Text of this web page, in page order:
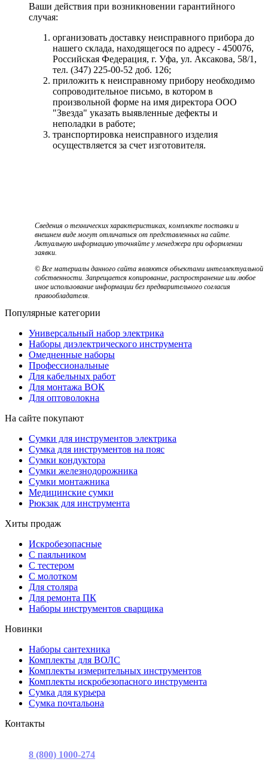
Ваши действия при возникновении гарантийного
случая:
организовать доставку неисправного прибора до
нашего склада, находящегося по адресу - 450076,
Российская Федерация, г. Уфа, ул. Аксакова, 58/1,
тел. (347) 225-00-52 доб. 126;
приложить к неисправному прибору необходимо
сопроводительное письмо, в котором в
произвольной форме на имя директора ООО
"Звезда" указать выявленные дефекты и
неполадки в работе;
транспортировка неисправного изделия
осуществляется за счет изготовителя.
Сведения о технических характеристиках, комплекте поставки и
внешнем виде могут отличаться от представленных на сайте.
Актуальную информацию уточняйте у менеджера при оформлении
заявки.
© Все материалы данного сайта являются объектами интеллектуальной
собственности. Запрещается копирование, распространение или любое
иное использование информации без предварительного согласия
правообладателя.
Популярные категории
Универсальный набор электрика
Наборы диэлектрического инструмента
Омедненные наборы
Профессиональные
Для кабельных работ
Для монтажа ВОК
Для оптоволокна
На сайте покупают
Сумки для инструментов электрика
Сумка для инструментов на пояс
Сумки кондуктора
Сумки железнодорожника
Сумки монтажника
Медицинские сумки
Рюкзак для инструмента
Хиты продаж
Искробезопасные
С паяльником
С тестером
С молотком
Для столяра
Для ремонта ПК
Наборы инструментов сварщика
Новинки
Наборы сантехника
Комплекты для ВОЛС
Комплекты измерительных инструментов
Комплекты искробезопасного инструмента
Сумка для курьера
Сумка почтальона
Контакты
8 (800) 1000-274